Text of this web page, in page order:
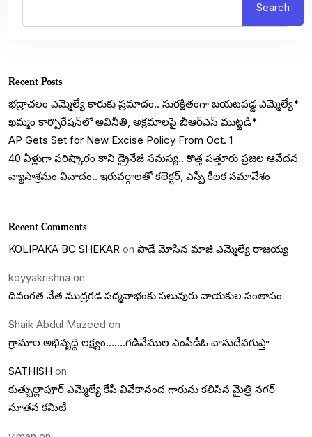
Search
Recent Posts
భద్రాచలం ఎమ్మెల్యే కారుకు ప్రమాదం.. సురక్షితంగా బయటపడ్డ ఎమ్మెల్యే*
ఖమ్మం కార్పొరేషన్‌లో అవినీతి, అక్రమాలపై బీఆర్ఎస్ ముట్టడి*
AP Gets Set for New Excise Policy From Oct. 1
40 ఏళ్లుగా పరిష్కారం కాని డ్రైనేజీ సమస్య.. కొత్త పత్తూరు ప్రజల ఆవేదన
వ్యాసాశ్రమం వివాదం.. ఇరువర్గాలతో కలెక్టర్, ఎస్పీ కీలక సమావేశం
Recent Comments
KOLIPAKA BC SHEKAR on పాడే మోసిన మాజీ ఎమ్మెల్యే రాజయ్య
koyyakrishna on
దివంగత నేత ముద్రగడ పద్మనాభంకు పలువురు నాయకుల సంతాపం
Shaik Abdul Mazeed on
గ్రామాల అభివృద్దె లక్ష్యం…….గడివేముల ఎంపీడీఓ వాసుదేవగుప్తా
SATHISH on
కుత్బుల్లాపూర్ ఎమ్మెల్యే కేపీ వివేకానంద గారును కలిసిన మైత్రి నగర్
నూతన కమిటీ